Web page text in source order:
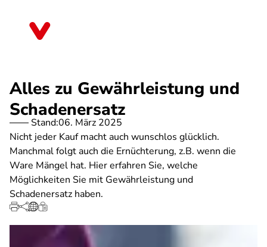
Alles zu Gewährleistung und
Schadenersatz
Stand:06. März 2025
Nicht jeder Kauf macht auch wunschlos glücklich.
Manchmal folgt auch die Ernüchterung, z.B. wenn die
Ware Mängel hat. Hier erfahren Sie, welche
Möglichkeiten Sie mit Gewährleistung und
Schadenersatz haben.